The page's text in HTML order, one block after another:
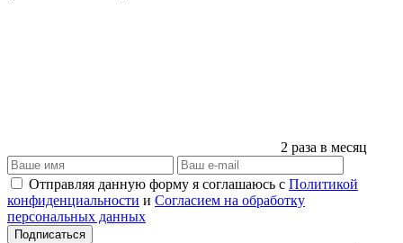
2 раза в месяц
Отправляя данную форму я соглашаюсь с Политикой
конфиденциальности и Согласием на обработку
персональных данных
Подписаться